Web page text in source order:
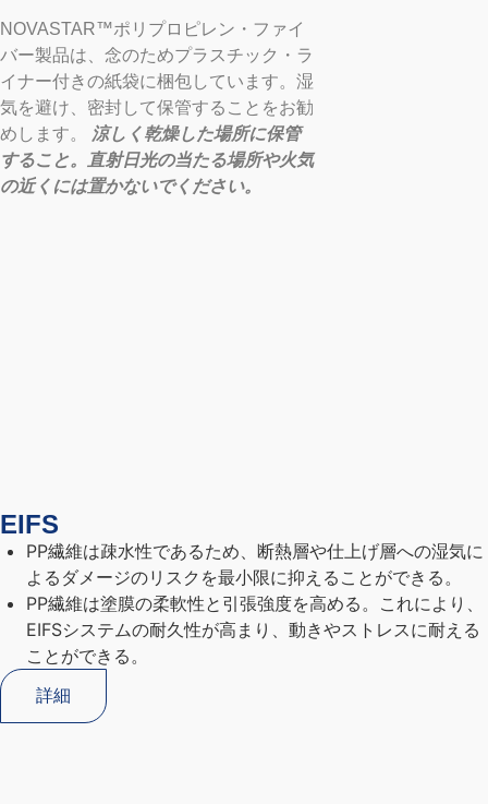
NOVASTAR™ポリプロピレン・ファイ
バー製品は、念のためプラスチック・ラ
イナー付きの紙袋に梱包しています。湿
気を避け、密封して保管することをお勧
めします。
涼しく乾燥した場所に保管
すること。直射日光の当たる場所や火気
の近くには置かないでください。
EIFS
PP繊維は疎水性であるため、断熱層や仕上げ層への湿気に
よるダメージのリスクを最小限に抑えることができる。
PP繊維は塗膜の柔軟性と引張強度を高める。これにより、
EIFSシステムの耐久性が高まり、動きやストレスに耐える
ことができる。
詳細